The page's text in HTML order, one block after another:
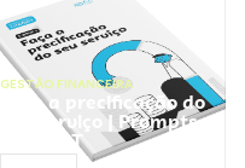
GESTÃO FINANCEIRA
Faça a precificação do
seu serviço | Prompts
ChatGPT